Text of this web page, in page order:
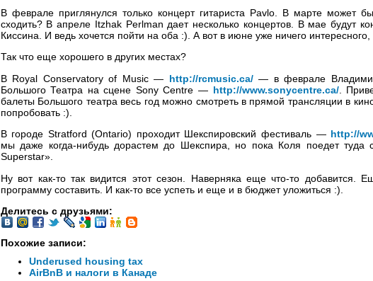
В феврале приглянулся только концерт гитариста Pavlo. В марте может
сходить? В апреле Itzhak Perlman дает несколько концертов. В мае будут
Киссина. И ведь хочется пойти на оба :). А вот в июне уже ничего интересного,
Так что еще хорошего в других местах?
В Royal Conservatory of Music — http://rcmusic.ca/— в феврале
Большого Театра на сцене Sony Centre — http://www.sonycentre.ca/.
балеты Большого театра весь год можно смотреть в прямой трансляции в
попробовать :).
В городе Stratford (Ontario) проходит Шекспировский фестиваль — http://
мы даже когда-нибудь дорастем до Шекспира, но пока Коля поедет туда
Superstar».
Ну вот как-то так видится этот сезон. Наверняка еще что-то добавится.
программу составить. И как-то все успеть и еще и в бюджет уложиться :).
Делитесь с друзьями:
Похожие записи:
Underused housing tax
AirBnB и налоги в Канаде